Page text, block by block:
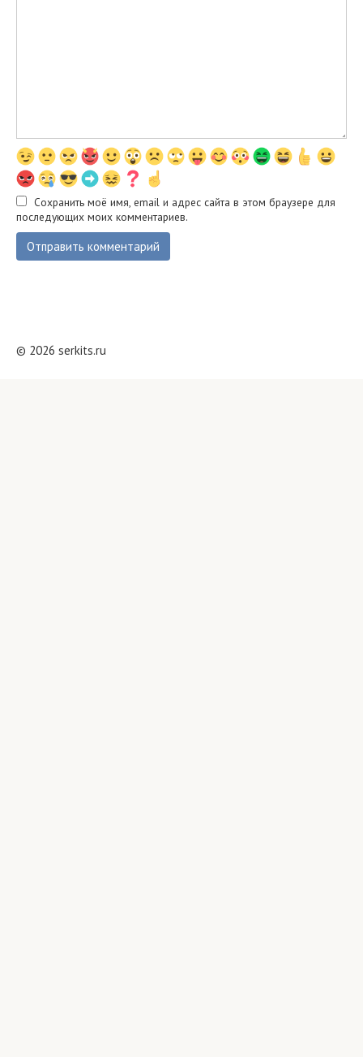
Сохранить моё имя, email и адрес сайта в этом браузере для
последующих моих комментариев.
© 2026 serkits.ru